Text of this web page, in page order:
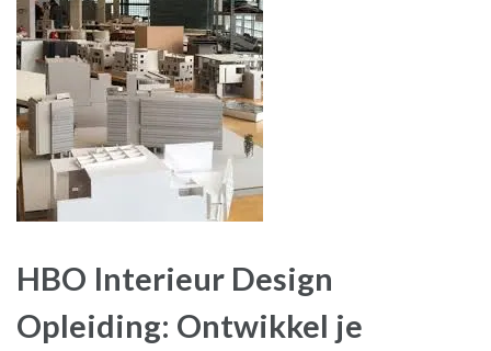
HBO Interieur Design
Opleiding: Ontwikkel je